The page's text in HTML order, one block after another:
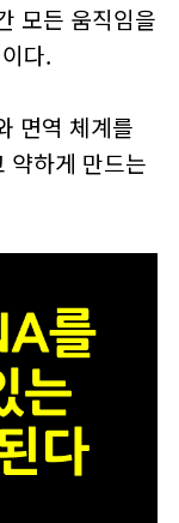
모든 움직임을
다.
면역 체계를
약하게 만드는